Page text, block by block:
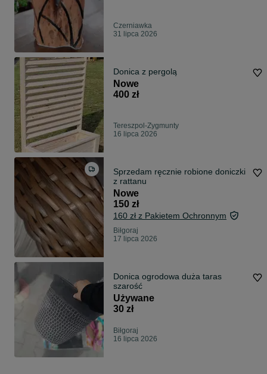
Czerniawka
31 lipca 2026
Donica z pergolą
Nowe
400 zł
Tereszpol-Zygmunty
16 lipca 2026
Sprzedam ręcznie robione doniczki
z rattanu
Nowe
150 zł
160 zł z Pakietem Ochronnym
Biłgoraj
17 lipca 2026
Donica ogrodowa duża taras
szarość
Używane
30 zł
Biłgoraj
16 lipca 2026